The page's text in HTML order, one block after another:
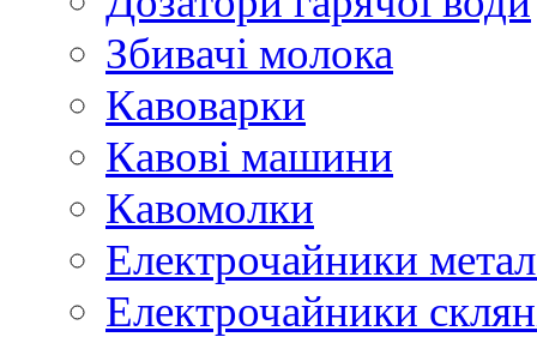
Збивачі молока
Кавоварки
Кавові машини
Кавомолки
Електрочайники
Електрочайники